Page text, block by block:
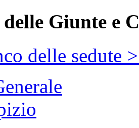
Giunte e
delle sedute